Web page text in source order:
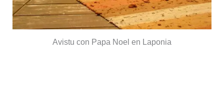
Avistu con Papa Noel en Laponia